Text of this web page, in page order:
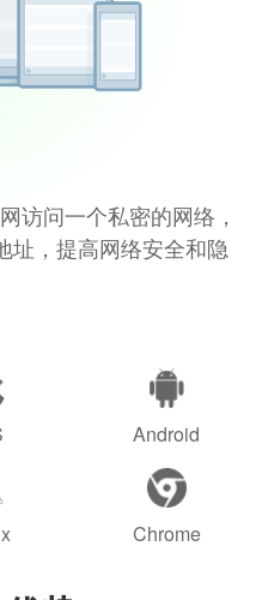
访问一个私密的网络，
址，提高网络安全和隐
Android
Chrome